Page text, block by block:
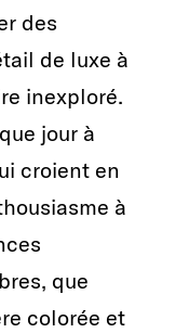
des
de luxe à
inexploré.
jour à
croient en
à
que
colorée et